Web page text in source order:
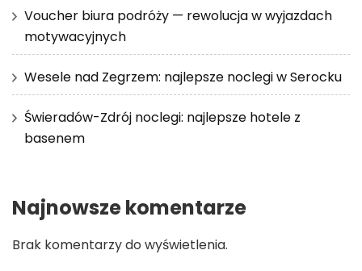
Voucher biura podróży — rewolucja w wyjazdach
motywacyjnych
Wesele nad Zegrzem: najlepsze noclegi w Serocku
Świeradów-Zdrój noclegi: najlepsze hotele z
basenem
Najnowsze komentarze
Brak komentarzy do wyświetlenia.